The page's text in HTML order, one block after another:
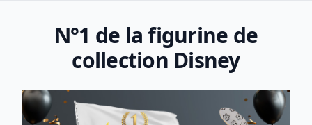
N°1 de la figurine de
collection Disney